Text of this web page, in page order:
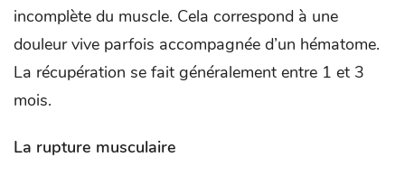
incomplète du muscle. Cela correspond à une
douleur vive parfois accompagnée d’un hématome.
La récupération se fait généralement entre 1 et 3
mois.
La rupture musculaire